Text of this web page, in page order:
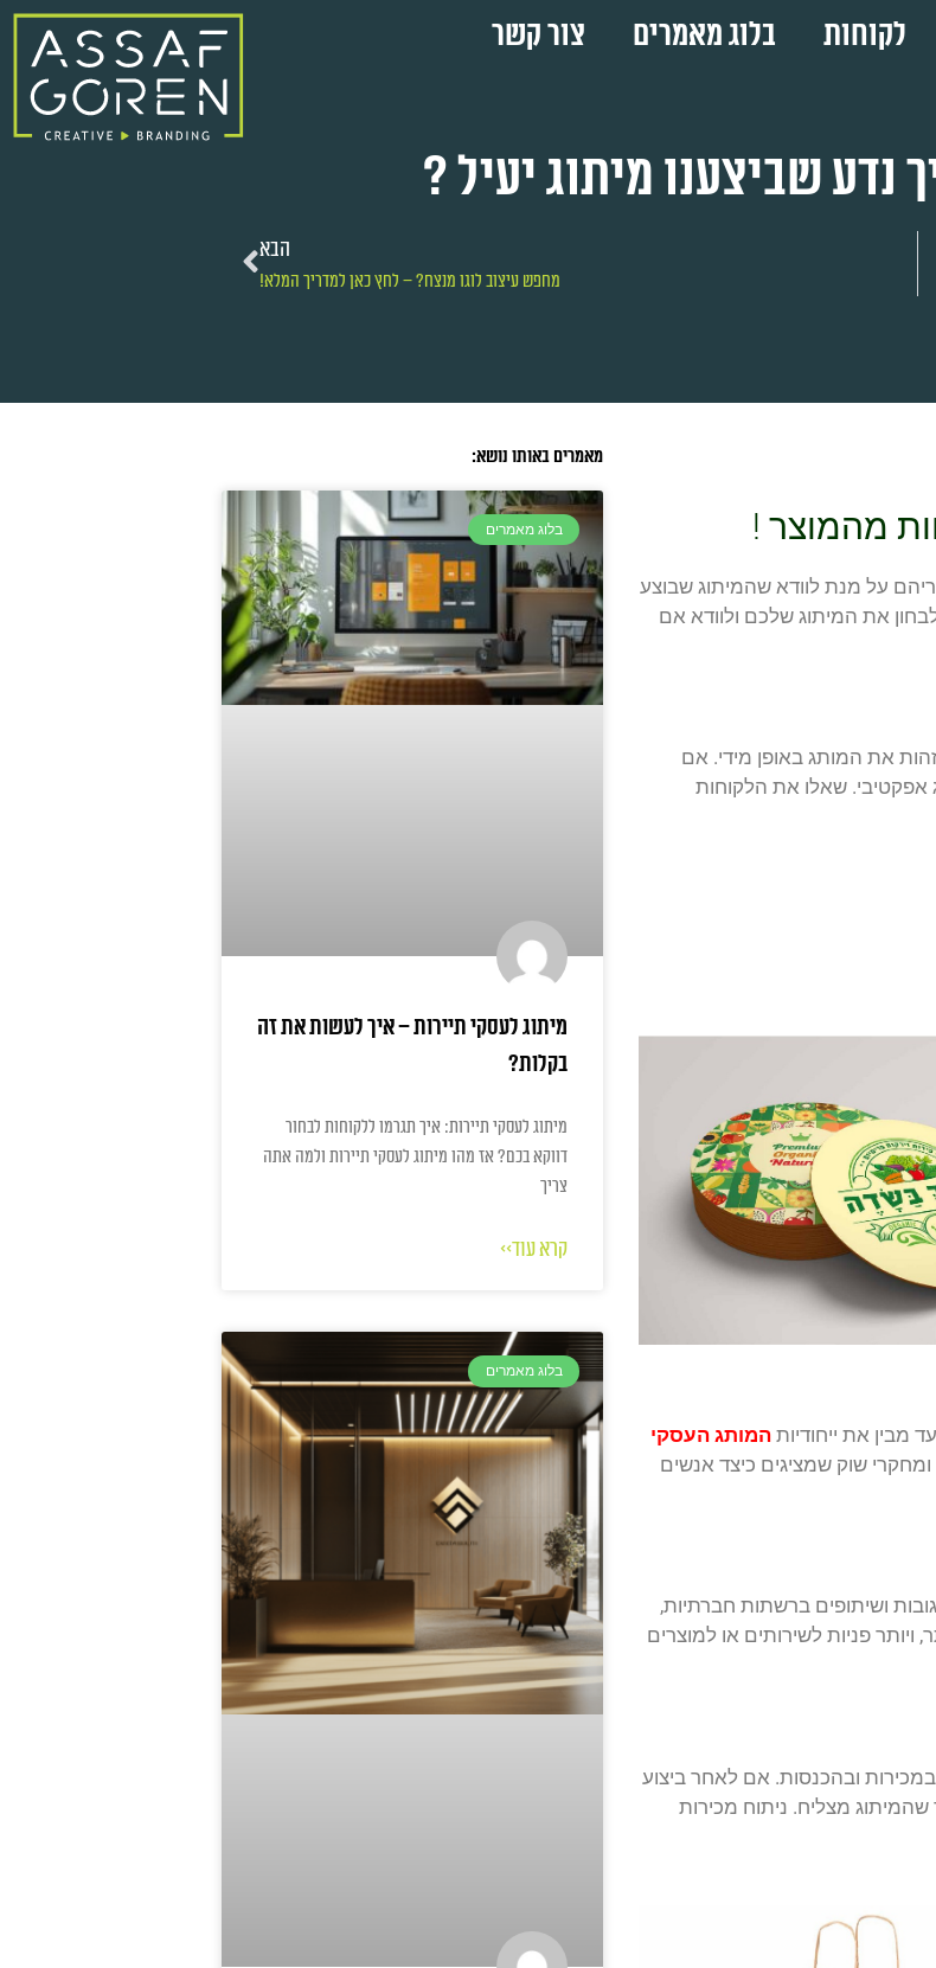
לקוחות בלוג מאמרים צור קשר
שביצענו מיתוג יעיל ?
הבא
מחפש עיצוב לוגו מנצח? – לחץ כאן למדריך המלא!
מהמוצר !
על מנת לוודא שהמיתוג שבוצע
את המיתוג שלכם ולוודא אם
את המותג באופן מידי. אם
אפקטיבי. שאלו את הלקוחות
מבין את ייחודיות המותג העסקי
שוק שמציגים כיצד אנשים
ושיתופים ברשתות חברתיות,
פניות לשירותים או למוצרים
ובהכנסות. אם לאחר ביצוע
מצליח. ניתוח מכירות
מאמרים באותו נושא:
בלוג מאמרים
מיתוג לעסקי תיירות – איך לעשות את זה
בקלות?
מיתוג לעסקי תיירות: איך תגרמו ללקוחות לבחור
דווקא בכם? אז מהו מיתוג לעסקי תיירות ולמה אתה
צריך
קרא עוד>>
בלוג מאמרים